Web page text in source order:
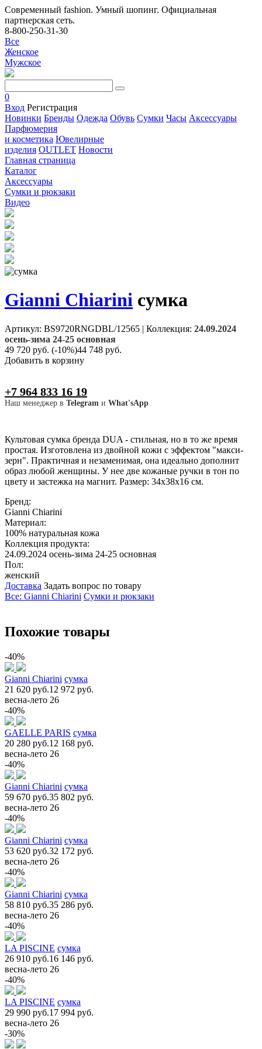
Современный fashion. Умный шопинг. Официальная
партнерская сеть.
8-800-250-31-30
Все
Женское
Мужское
0
Вход Регистрация
Новинки Бренды Одежда Обувь Сумки Часы Аксессуары
Парфюмерия
и косметика Ювелирные
изделия OUTLET Новости
Главная страница
Каталог
Аксессуары
Сумки и рюкзаки
Видео
Gianni Chiarini сумка
Артикул: BS9720RNGDBL/12565 | Коллекция: 24.09.2024
осень-зима 24-25 основная
49 720 руб. (-10%)44 748 руб.
Добавить в корзину
+7 964 833 16 19
Наш менеджер в Telegram и What'sApp
Культовая сумка бренда DUA - стильная, но в то же время
простая. Изготовлена из двойной кожи с эффектом "макси-
зерн". Практичная и незаменимая, она идеально дополнит
образ любой женщины. У нее две кожаные ручки в тон по
цвету и застежка на магнит. Размер: 34х38х16 см.
Бренд:
Gianni Chiarini
Материал:
100% натуральная кожа
Коллекция продукта:
24.09.2024 осень-зима 24-25 основная
Пол:
женский
Доставка Задать вопрос по товару
Все: Gianni Chiarini Сумки и рюкзаки
Похожие товары
-40%
Gianni Chiarini сумка
21 620 руб.12 972 руб.
весна-лето 26
-40%
GAELLE PARIS сумка
20 280 руб.12 168 руб.
весна-лето 26
-40%
Gianni Chiarini сумка
59 670 руб.35 802 руб.
весна-лето 26
-40%
Gianni Chiarini сумка
53 620 руб.32 172 руб.
весна-лето 26
-40%
Gianni Chiarini сумка
58 810 руб.35 286 руб.
весна-лето 26
-40%
LA PISCINE сумка
26 910 руб.16 146 руб.
весна-лето 26
-40%
LA PISCINE сумка
29 990 руб.17 994 руб.
весна-лето 26
-30%